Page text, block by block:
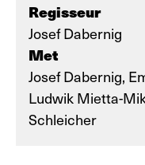
Regisseur
Josef Dabernig
Met
Josef Dabernig,
Ludwik Mietta-
Schleicher